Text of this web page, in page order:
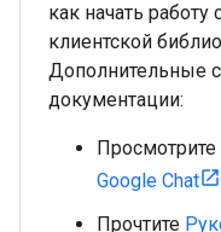
как начать
клиентской
Дополнительные
документации:
Просмотрите
Google Chat
Прочтите